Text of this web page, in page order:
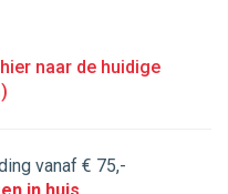
naar de huidige
vanaf € 75,-